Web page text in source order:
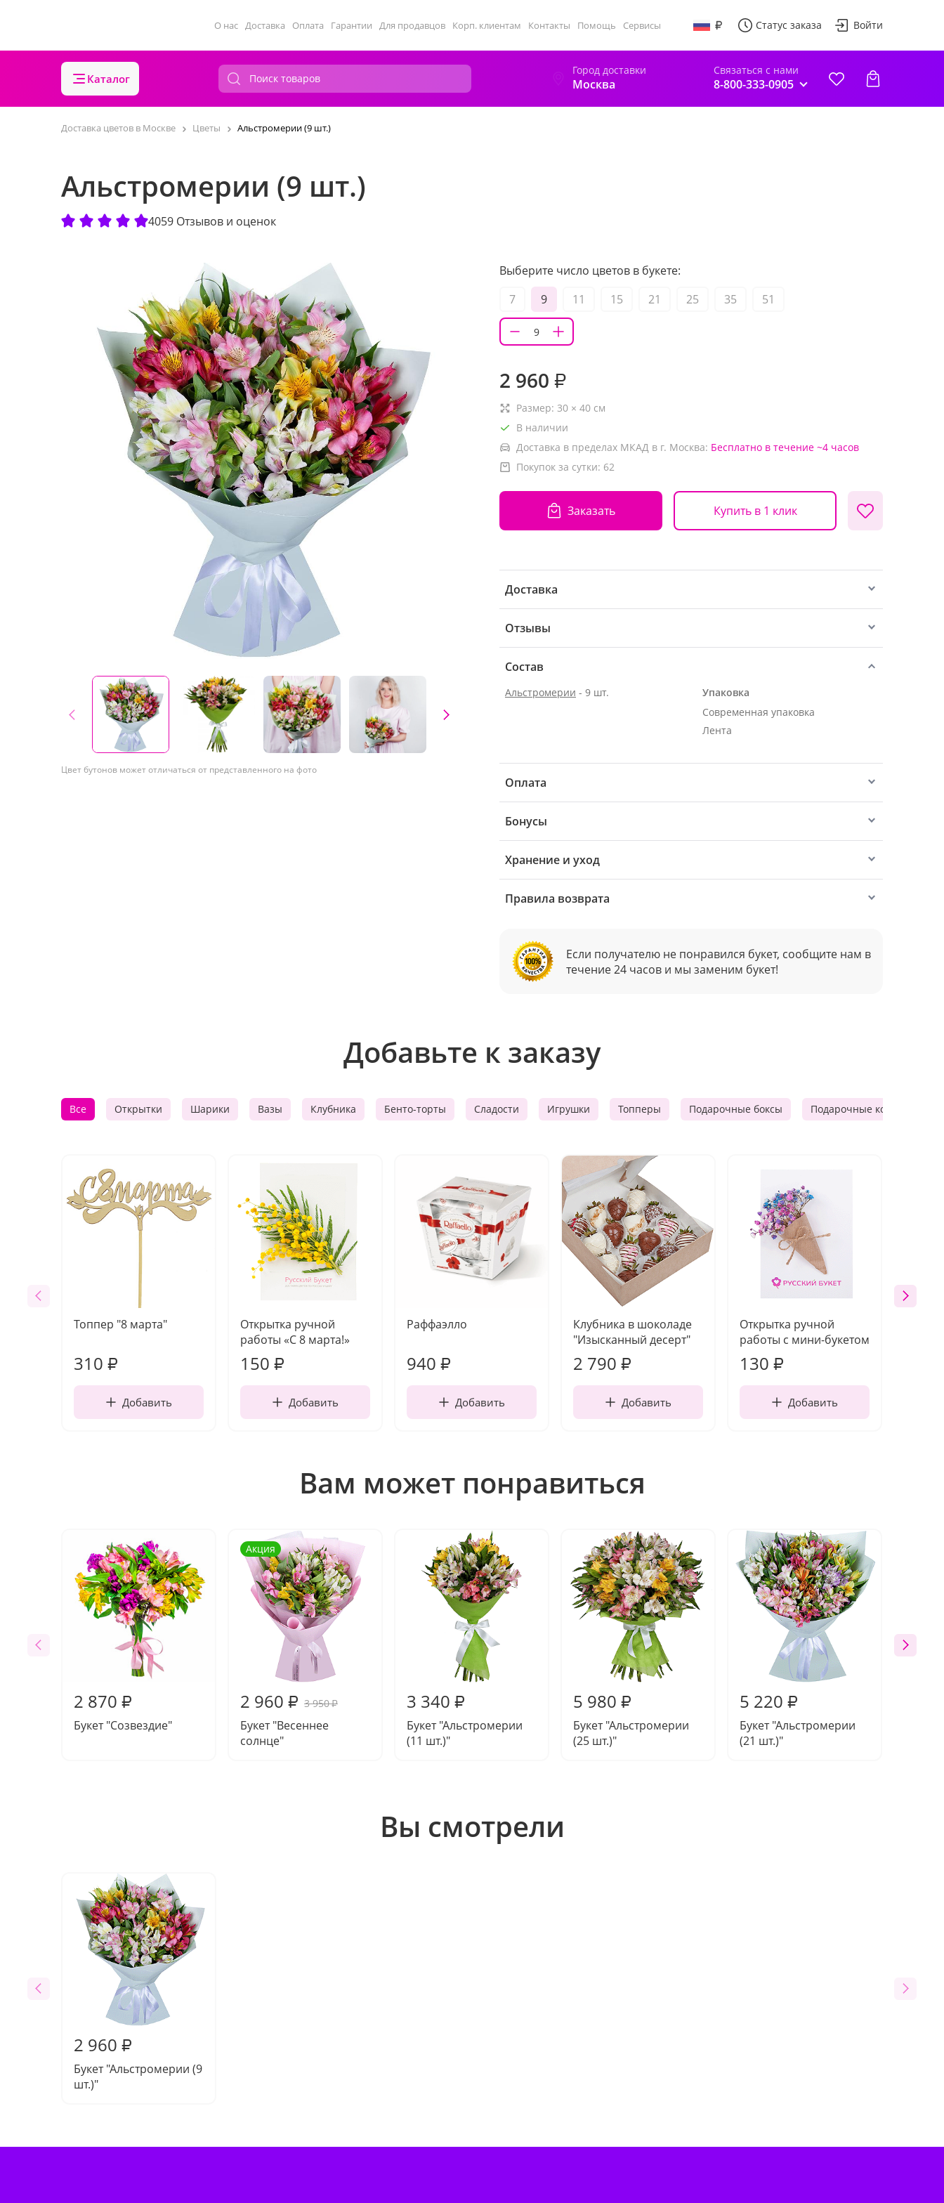
О нас Доставка Оплата Гарантии Для продавцов Корп. клиентам Контакты Помощь Сервисы Статус заказа Войти
Каталог
Город доставки
Москва
Связаться с нами
8-800-333-0905
Доставка цветов в Москве Цветы Альстромерии (9 шт.)
Альстромерии (9 шт.)
4059 Отзывов и оценок
Цвет бутонов может отличаться от представленного на фото
Выберите число цветов в букете:
7
9 11 15 21 25 35 51
2 960 ₽
Размер: 30 × 40 см
В наличии
Доставка в пределах МКАД в г. Москва: Бесплатно в течение ~4 часов
Покупок за сутки: 62
Заказать Купить в 1 клик
Доставка
Отзывы
Состав
Альстромерии - 9 шт.
Упаковка
Современная упаковка
Лента
Оплата
Бонусы
Хранение и уход
Правила возврата
Если получателю не понравился букет, сообщите нам в
течение 24 часов и мы заменим букет!
Добавьте к заказу
Все Открытки Шарики Вазы Клубника Бенто-торты Сладости Игрушки Топперы Подарочные боксы Подарочные корзины
Топпер "8 марта"
310 ₽
Добавить
Открытка ручной
работы «С 8 марта!»
150 ₽
Добавить
Раффаэлло
940 ₽
Добавить
Клубника в шоколаде
"Изысканный десерт"
2 790 ₽
Добавить
Открытка ручной
работы с мини-букетом
130 ₽
Добавить
Вам может понравиться
2 870 ₽
Букет "Созвездие"
Акция
2 960 ₽ 3 950₽
Букет "Весеннее
солнце"
3 340 ₽
Букет "Альстромерии
(11 шт.)"
5 980 ₽
Букет "Альстромерии
(25 шт.)"
5 220 ₽
Букет "Альстромерии
(21 шт.)"
Вы смотрели
2 960 ₽
Букет "Альстромерии (9
шт.)"